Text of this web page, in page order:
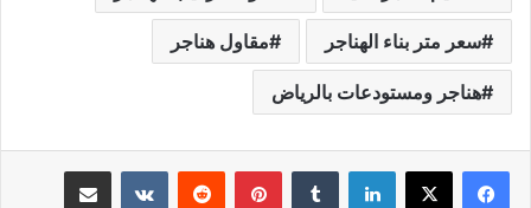
سعر متر بناء الهناجر مقاول هناجر
هناجر ومستودعات بالرياض
لينكدإن بينتيريست